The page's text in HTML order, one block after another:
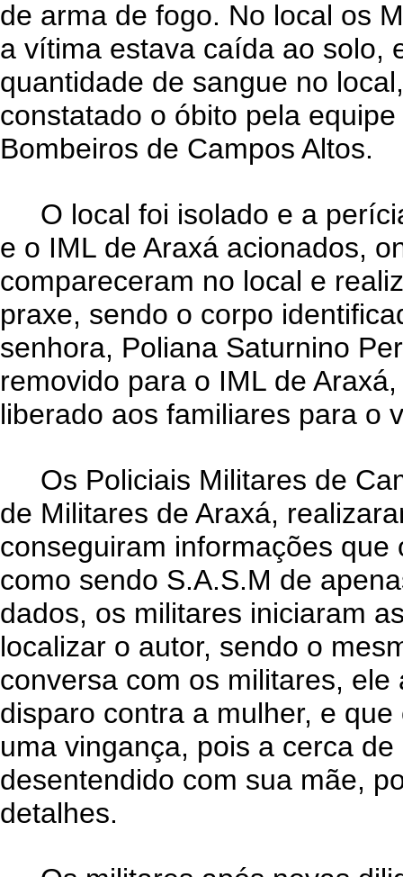
de arma de fogo. No local os
a vítima estava caída ao solo,
quantidade de sangue no
constatado o óbito pela
Bombeiros de Campos Altos.
O local foi isolado e a
e o IML de Araxá acionados,
compareceram no local e
praxe, sendo o corpo
senhora, Poliana Saturnino
removido para o IML de
liberado aos familiares para o
Os Policiais Militares de
de Militares de Araxá,
conseguiram informações que
como sendo S.A.S.M de
dados, os militares iniciaram
localizar o autor, sendo o
conversa com os militares,
disparo contra a mulher, e
uma vingança, pois a cerca
desentendido com sua mãe,
detalhes.